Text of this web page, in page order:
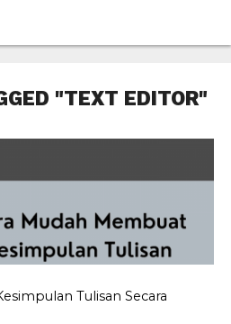
"TEXT EDITOR"
Tulisan Secara